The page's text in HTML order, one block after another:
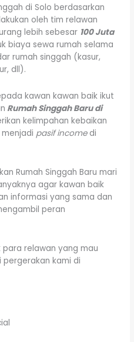
di Solo berdasarkan
oleh tim relawan
lebih sebesar 100 Juta
biaya sewa rumah selama
rumah singgah (kasur,
dll).
kawan kawan baik ikut
Rumah Singgah Baru di
kelimpahan kebaikan
pasif incomedi
Rumah Singgah Baru mari
agar kawan baik
informasi yang sama dan
peran
para relawan yang mau
kami di